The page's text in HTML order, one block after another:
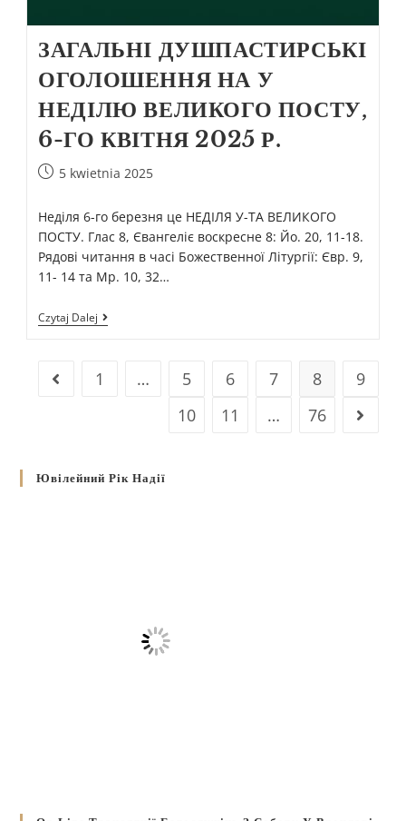
ЗАГАЛЬНІ ДУШПАСТИРСЬКІ
ОГОЛОШЕННЯ НА У
НЕДІЛЮ ВЕЛИКОГО ПОСТУ,
6-ГО КВІТНЯ 2025 Р.
5 kwietnia 2025
Неділя 6-го березня це НЕДІЛЯ У-ТА ВЕЛИКОГО
ПОСТУ. Глас 8, Євангеліє воскресне 8: Йо. 20, 11-18.
Рядові читання в часі Божественної Літургії: Євр. 9,
11- 14 та Мр. 10, 32…
Czytaj Dalej
1 … 5 6 7 8
9
10
11 … 76
Ювілейний Рік Надії